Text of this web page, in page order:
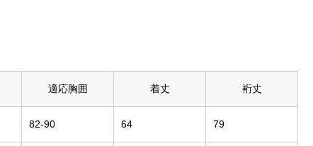
適応胸囲 着丈 裄丈
82-90 64 79